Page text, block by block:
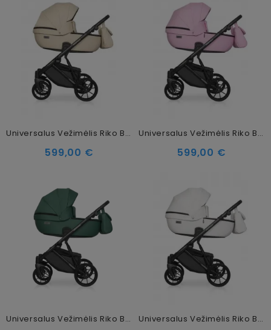
Universalus Vežimėlis Riko Basic Montana Ecco 2in1, 15 Almond
599,00 €
Universalus Vežimėlis Riko Basic Montana Ecco 2in1, 14 Candy
599,00 €
Universalus Vežimėlis Riko Basic Montana Ecco 2in1, 13 Jungle Universalus Vežimėlis Riko Basic Montana Ecco 2in1, 11 Cream